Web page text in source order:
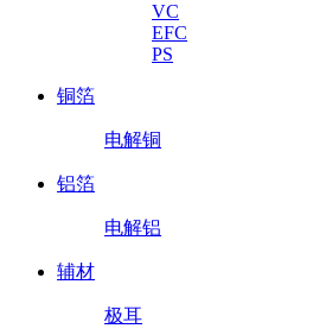
VC
EFC
PS
铜箔
电解铜
铝箔
电解铝
辅材
极耳